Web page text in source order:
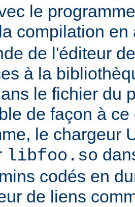
le
compilation
de l'éditeur
à la
le fichier du
de façon à
le chargeur
libfoo.so
codés en
de liens